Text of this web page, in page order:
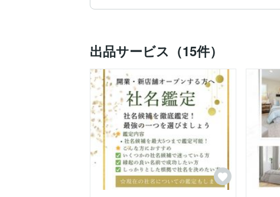
だからこそ今、私は「風水」という形を通じ
住まいや空間のエネルギーは、心や運に確か
自分の力ではどうにもならないような出来事
ふと「氣の力」を思い出してもらえるような
そんな想いでこの仕事をしています。
どんな時も、風水があなたの人生の味方にな
https://coconala.com/blogs/5064214/601367
出品サービス（15件）